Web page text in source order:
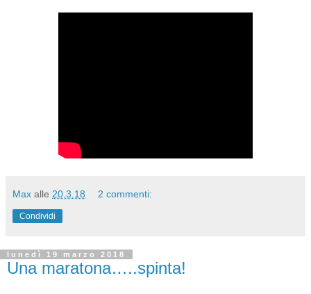
Max alle 20.3.18 2 commenti:
Condividi
lunedì 19 marzo 2018
Una maratona…..spinta!